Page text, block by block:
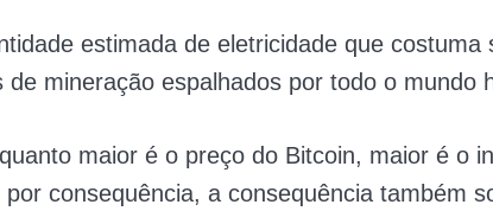
estimada de eletricidade que costuma
de mineração espalhados por todo o mundo
maior é o preço do Bitcoin, maior é o
consequência, a consequência também